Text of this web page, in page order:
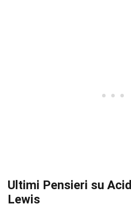
Ultimi Pensieri su
Lewis